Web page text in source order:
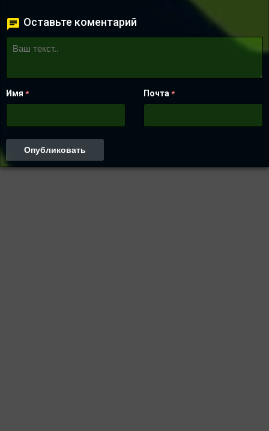
Оставьте коментарий
Имя * Почта *